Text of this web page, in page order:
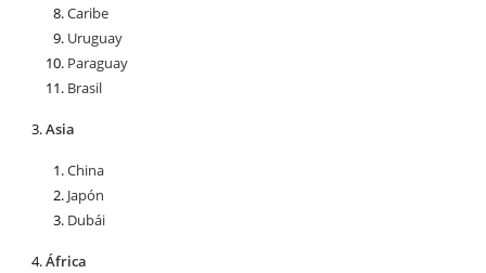
Caribe
Uruguay
Paraguay
Brasil
Asia
China
Japón
Dubái
África